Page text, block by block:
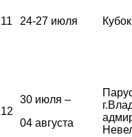
11 24-27 июля
12
30 июля –
04 августа